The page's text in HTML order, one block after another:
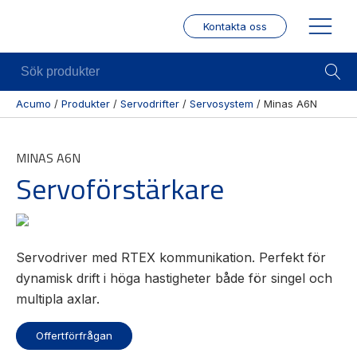
Kontakta oss
Se alla
kategorier
leverantörer
Axelkopplingar
Sök
produkter
Acumo / Produkter / Servodrifter / Servosystem / Minas A6N
MINAS A6N
Servoförstärkare
Servodriver med RTEX kommunikation. Perfekt för
dynamisk drift i höga hastigheter både för singel och
multipla axlar.
Offertförfrågan